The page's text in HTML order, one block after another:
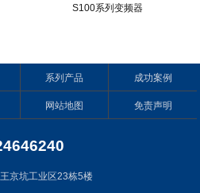
S100系列变频器
系列产品 成功案例
网站地图 免责声明
京坑工业区23栋5楼